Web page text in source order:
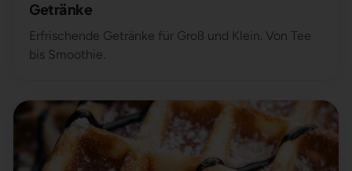
Getränke
Erfrischende Getränke für Groß und Klein. Von Tee
bis Smoothie.